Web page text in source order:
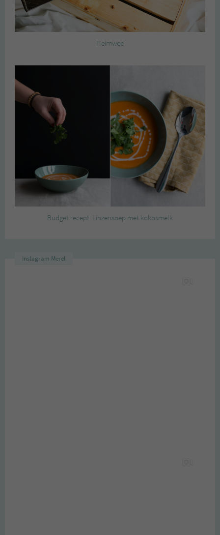
Heimwee
Budget recept: Linzensoep met kokosmelk
Instagram Merel